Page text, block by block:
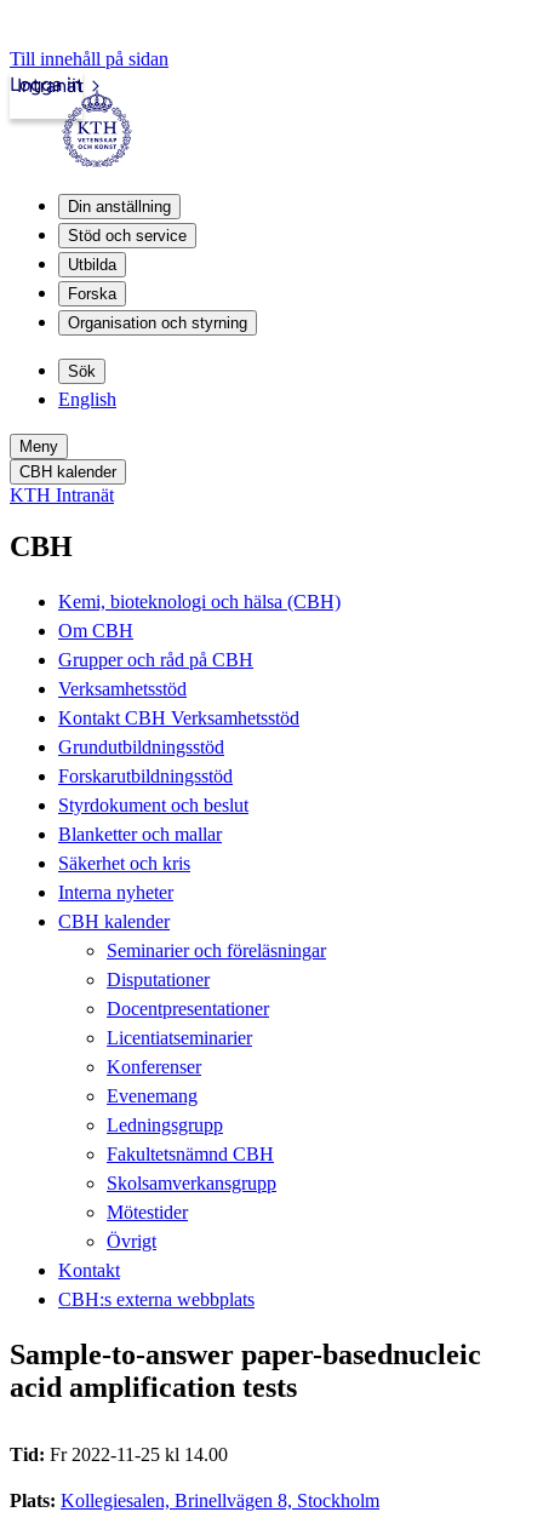
Till innehåll på sidan
Intranät
Logga in
Din anställning
Stöd och service
Utbilda
Forska
Organisation och styrning
Sök
English
Meny
CBH kalender
KTH Intranät
CBH
Kemi, bioteknologi och hälsa (CBH)
Om CBH
Grupper och råd på CBH
Verksamhetsstöd
Kontakt CBH Verksamhetsstöd
Grundutbildningsstöd
Forskarutbildningsstöd
Styrdokument och beslut
Blanketter och mallar
Säkerhet och kris
Interna nyheter
CBH kalender
Seminarier och föreläsningar
Disputationer
Docentpresentationer
Licentiatseminarier
Konferenser
Evenemang
Ledningsgrupp
Fakultetsnämnd CBH
Skolsamverkansgrupp
Mötestider
Övrigt
Kontakt
CBH:s externa webbplats
Sample-to-answer paper-basednucleic
acid amplification tests
Tid: Fr 2022-11-25 kl 14.00
Plats: Kollegiesalen, Brinellvägen 8, Stockholm